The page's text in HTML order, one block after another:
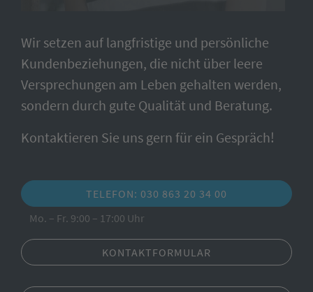
Wir setzen auf langfristige und persönliche
Kundenbeziehungen, die nicht über leere
Versprechungen am Leben gehalten werden,
sondern durch gute Qualität und Beratung.
Kontaktieren Sie uns gern für ein Gespräch!
TELEFON: 030 863 20 34 00
Mo. – Fr. 9:00 – 17:00 Uhr
KONTAKTFORMULAR